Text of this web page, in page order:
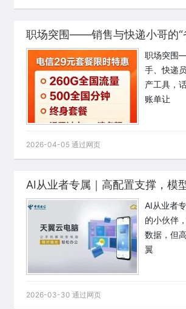
职场突围
手、快递
产工具，
账单让
2026-04-05 通过网页
AI从业者专属｜高配置支撑，模
AI从业者
的小伙伴
数据，但
翼
2026-03-30 通过网页